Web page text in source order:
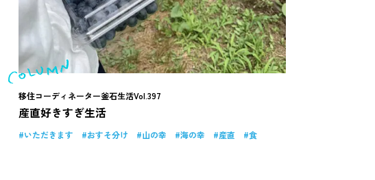
移住コーディネーター釜石生活Vol.397
産直好きすぎ生活
いただきます おすそ分け 山の幸 海の幸 産直 食